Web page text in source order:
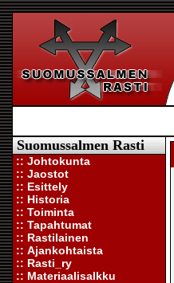
Suomussalmen Rasti
:: Johtokunta
:: Jaostot
:: Esittely
:: Historia
:: Toiminta
:: Tapahtumat
:: Rastilainen
:: Ajankohtaista
:: Rasti_ry
:: Materiaalisalkku